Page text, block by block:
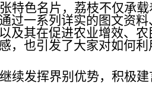
特色名片，荔枝不仅承
过一系列详实的图文资
及其在促进农业增效、
，也引发了大家对如何
续发挥界别优势，积极